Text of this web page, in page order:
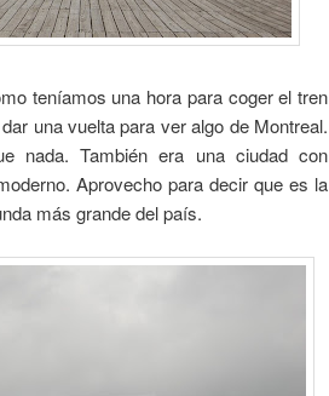
teníamos una hora para coger el tren
una vuelta para ver algo de Montreal.
nada. También era una ciudad con
Aprovecho para decir que es la
más grande del país.